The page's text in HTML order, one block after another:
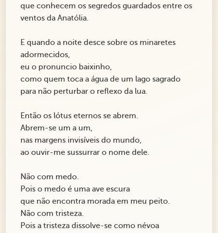
que conhecem os segredos guardados entre os
ventos da Anatólia.
E quando a noite desce sobre os minaretes
adormecidos,
eu o pronuncio baixinho,
como quem toca a água de um lago sagrado
para não perturbar o reflexo da lua.
Então os lótus eternos se abrem.
Abrem-se um a um,
nas margens invisíveis do mundo,
ao ouvir-me sussurrar o nome dele.
Não com medo.
Pois o medo é uma ave escura
que não encontra morada em meu peito.
Não com tristeza.
Pois a tristeza dissolve-se como névoa